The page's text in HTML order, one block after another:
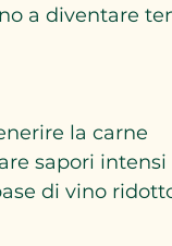
a diventare
la carne
sapori intensi
di vino